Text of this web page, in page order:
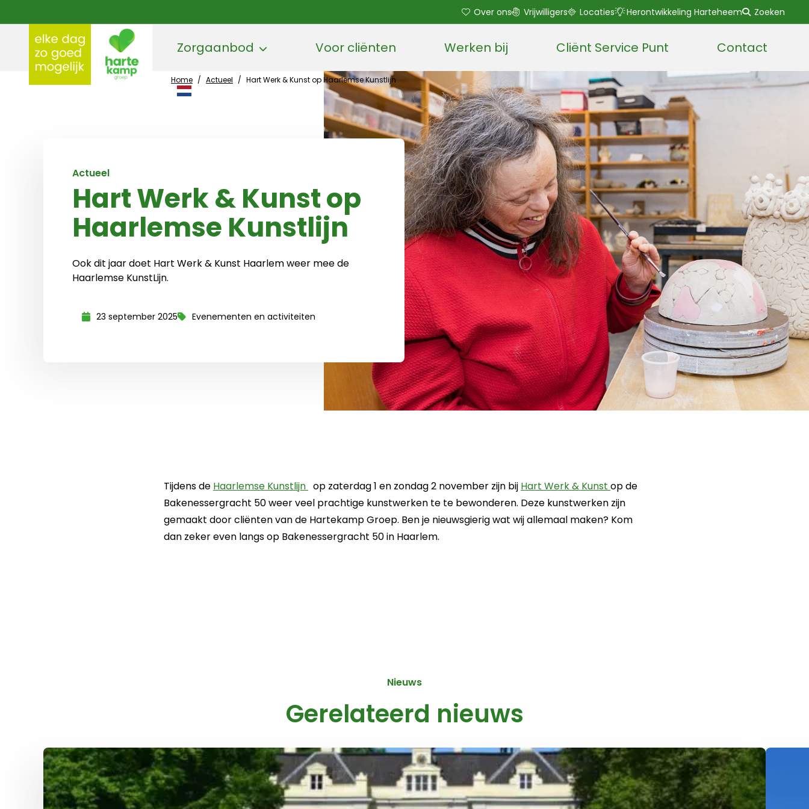
Over ons Vrijwilligers Locaties Herontwikkeling Harteheem Zoeken
Zorgaanbod Open sub menuVoor cliënten Werken bij Cliënt Service Punt Contact
Home / Actueel / Hart Werk & Kunst op Haarlemse Kunstlijn
Lees voor
Hart Werk & Kunst op
Haarlemse Kunstlijn
Actueel
Ook dit jaar doet Hart Werk & Kunst Haarlem weer mee de
Haarlemse KunstLijn.
23 september 2025 Evenementen en activiteiten
Tijdens de Haarlemse Kunstlijn Deze link opent in een nieuwe tab
op zaterdag 1 en zondag 2 november zijn bij Hart Werk & Kunst Deze link opent in een nieuwe tab
op de
Bakenessergracht 50 weer veel prachtige kunstwerken te te bewonderen. Deze kunstwerken zijn
gemaakt door cliënten van de Hartekamp Groep. Ben je nieuwsgierig wat wij allemaal maken? Kom
dan zeker even langs op Bakenessergracht 50 in Haarlem.
Gerelateerd nieuws
Nieuws